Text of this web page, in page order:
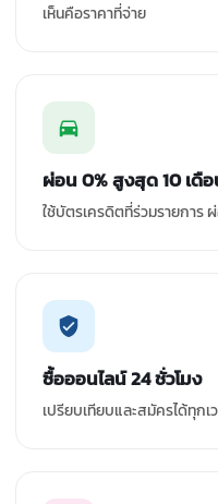
เห็นคือราคาที่จ่าย
ผ่อน 0% สูงสุด 10 เดื
ใช้บัตรเครดิตที่ร่วมรายการ
ซื้อออนไลน์ 24 ชั่วโมง
เปรียบเทียบและสมัครได้ทุกเ